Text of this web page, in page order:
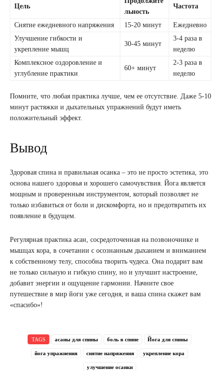
Цель
льность
Частота
Снятие ежедневного напряжения 15-20 минут
Ежедневно
Улучшение гибкости и
укрепление мышц
30-45 минут
3-4 раза в
неделю
Комплексное оздоровление и
углубление практики
60+ минут
2-3 раза в
неделю
Помните, что любая практика лучше, чем ее отсутствие. Даже 5-10
минут растяжки и дыхательных упражнений будут иметь
положительный эффект.
Вывод
Здоровая спина и правильная осанка – это не просто эстетика, это
основа нашего здоровья и хорошего самочувствия. Йога является
мощным и проверенным инструментом, который позволяет не
только избавиться от боли и дискомфорта, но и предотвратить их
появление в будущем.
Регулярная практика асан, сосредоточенная на позвоночнике и
мышцах кора, в сочетании с осознанным дыханием и вниманием
к собственному телу, способна творить чудеса. Она подарит вам
не только сильную и гибкую спину, но и улучшит настроение,
добавит энергии и ощущение гармонии. Начните свое
путешествие в мир йоги уже сегодня, и ваша спина скажет вам
«спасибо»!
TAGS асаны для спины боль в спине Йога для спины
йога упражнения снятие напряжения укрепление кора
улучшение осанки